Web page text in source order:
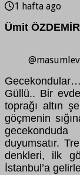
1 hafta ago
Ümit
Güllü.. Bir
toprağı altın
göçmenin
duyumsatır.
denkleri, ilk
İstanbul’a